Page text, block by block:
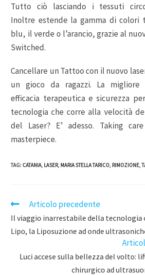
Tutto ciò lasciando i tessuti
Inoltre estende la gamma di colori
blu, il verde o l’arancio, grazie al
Switched.
Cancellare un Tattoo con il nuovo
un gioco da ragazzi. La migliore
efficacia terapeutica e sicurezza
tecnologia che corre alla velocità
del Laser? E’ adesso. Taking
masterpiece.
TAG: CATANIA, LASER, MARIA STELLA TARICO, RIMOZIONE,
Articolo precedente
Il viaggio inarrestabile della tecnologia
Lipo, la Liposuzione ad onde
Luci accese sulla bellezza del volto:
chirurgico ad